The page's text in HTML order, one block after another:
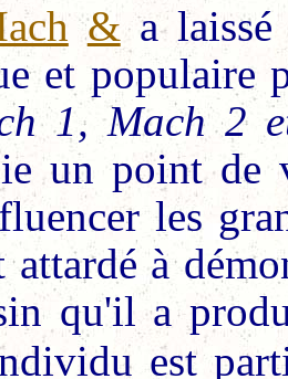
&a laissé
et populaire
1, Mach 2
un point de
les
attardé à
qu'il a
est